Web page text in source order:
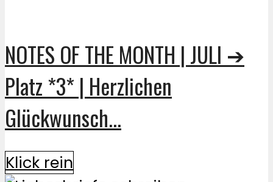
NOTES OF THE MONTH | JULI ➔
Platz *3* | Herzlichen
Glückwunsch...
Klick rein